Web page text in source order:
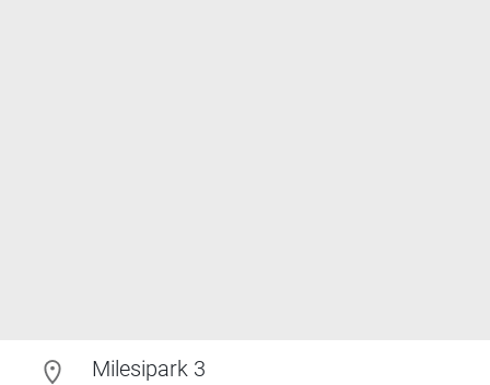
Milesipark 3